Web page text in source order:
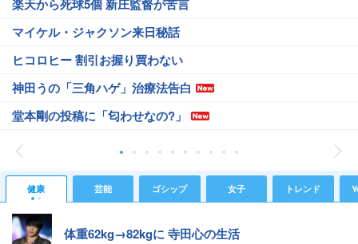
楽天から死球5個 新庄監督が苦言
マイケル・ジャクソン来日秘話
ヒコロヒー 割引お握り買わない
神田うの「三角ハゲ」治療法告白
堂本剛の投稿に「匂わせなの?」
健康 芸能 ゴシップ 女子 トレンド
体重62kg→82kgに 寺田心の生活